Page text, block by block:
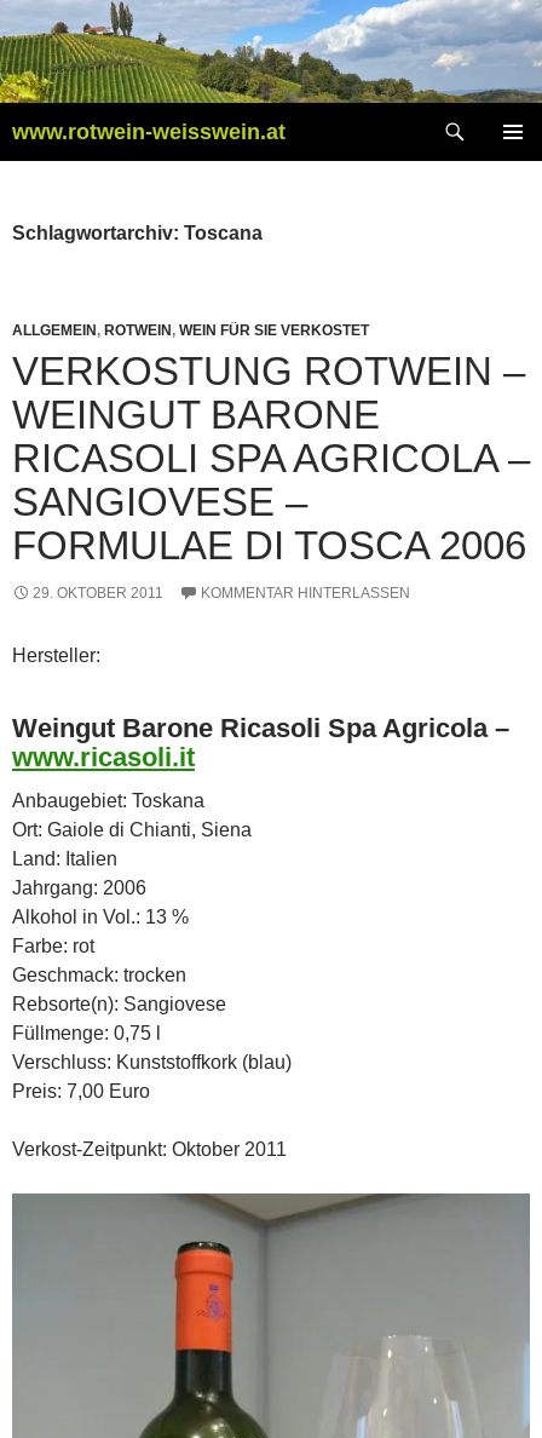
Inhalt
springen
www.rotwein-weisswein.at
Schlagwortarchiv: Toscana
ALLGEMEIN , ROTWEIN , WEIN FÜR SIE VERKOSTET
VERKOSTUNG ROTWEIN –
WEINGUT BARONE
RICASOLI SPA AGRICOLA –
SANGIOVESE –
FORMULAE DI TOSCA 2006
29. OKTOBER 2011 KOMMENTAR HINTERLASSEN
Hersteller:
Weingut Barone Ricasoli Spa Agricola –
www.ricasoli.it
Anbaugebiet: Toskana
Ort: Gaiole di Chianti, Siena
Land: Italien
Jahrgang: 2006
Alkohol in Vol.: 13 %
Farbe: rot
Geschmack: trocken
Rebsorte(n): Sangiovese
Füllmenge: 0,75 l
Verschluss: Kunststoffkork (blau)
Preis: 7,00 Euro
Verkost-Zeitpunkt: Oktober 2011